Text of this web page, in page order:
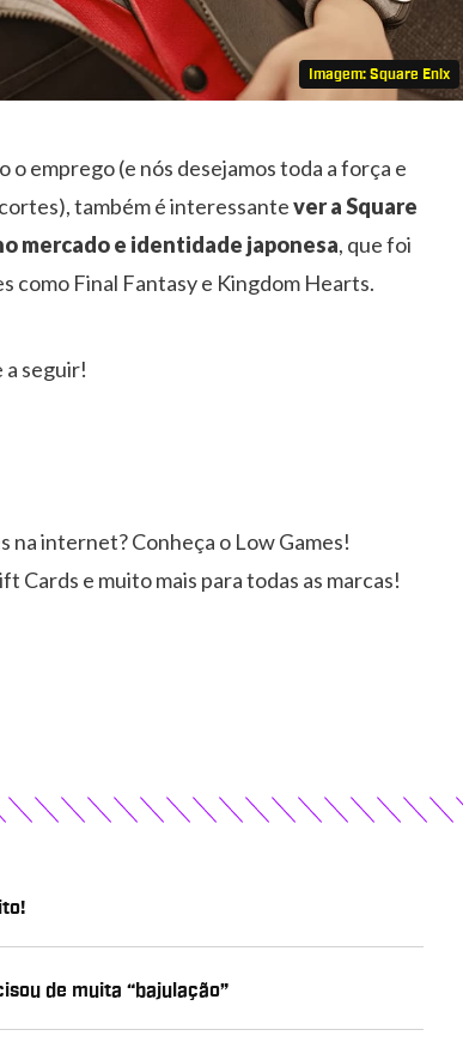
Imagem: Square Enix
emprego (e nós desejamos toda a força e
também é interessantever a Square
mercado e identidade japonesa, que foi
como Final Fantasy e Kingdom Hearts.
a seguir!
na internet? Conheça o Low Games!
Cards e muito mais para todas as marcas!
de muita “bajulação”